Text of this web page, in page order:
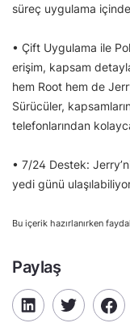
süreç uygulama
• Çift Uygulama ile
erişim, kapsam
hem Root hem de
Sürücüler,
telefonlarından
• 7/24 Destek:
yedi günü
Bu içerik hazırlanırken
Paylaş